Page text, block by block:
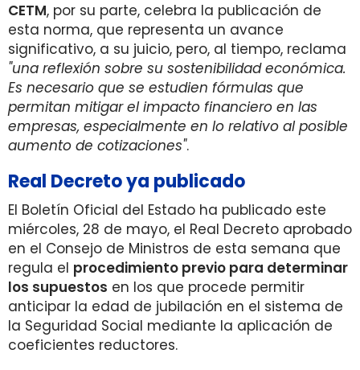
CETM, por su parte, celebra la publicación de
esta norma, que representa un avance
significativo, a su juicio, pero, al tiempo, reclama
"una reflexión sobre su sostenibilidad económica.
Es necesario que se estudien fórmulas que
permitan mitigar el impacto financiero en las
empresas, especialmente en lo relativo al posible
aumento de cotizaciones".
Real Decreto ya publicado
El Boletín Oficial del Estado ha publicado este
miércoles, 28 de mayo, el Real Decreto aprobado
en el Consejo de Ministros de esta semana que
regula el procedimiento previo para determinar
los supuestos en los que procede permitir
anticipar la edad de jubilación en el sistema de
la Seguridad Social mediante la aplicación de
coeficientes reductores.